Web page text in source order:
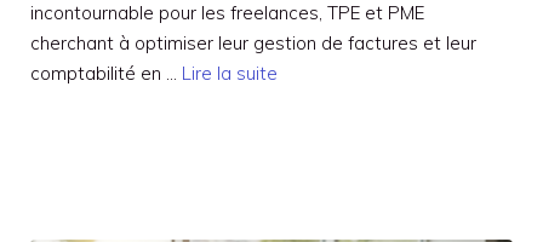
incontournable pour les freelances, TPE et PME
cherchant à optimiser leur gestion de factures et leur
comptabilité en … Lire la suite